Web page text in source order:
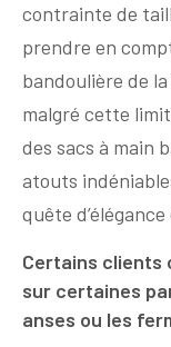
contrainte de
prendre en
bandoulière de
malgré cette
des sacs à main
atouts
quête
Certains clients
sur certaines
anses ou les